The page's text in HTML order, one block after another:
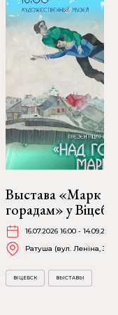
Выстава «Марк
горадам» у
16.07.2026 16:00 -
Ратуша (вул. Леніна, 36)
ВІЦЕБСК ВЫСТАВЫ